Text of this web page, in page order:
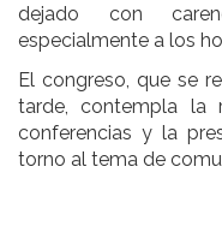
dejado con
especialmente a los
El congreso, que se
tarde, contempla la
conferencias y la
torno al tema de